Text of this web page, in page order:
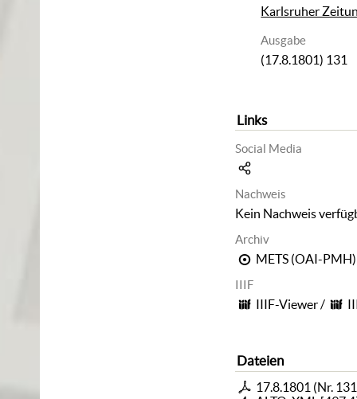
Karlsruher
Ausgabe
(17.8.1801) 131
Links
Social Media
Nachweis
Kein Nachweis
Archiv
METS (OAI-PMH)
IIIF
IIIF-Viewer/
Dateien
17.8.1801 (Nr.